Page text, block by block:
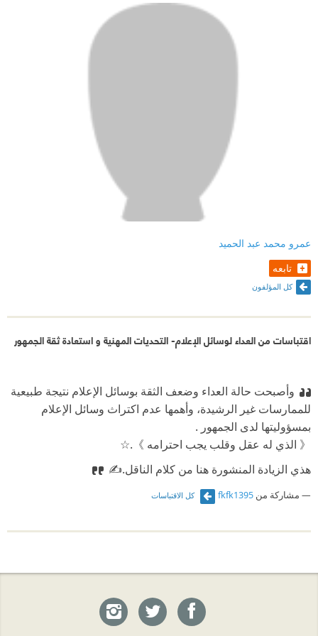
عمرو محمد عبد الحميد
تابعه
كل المؤلفون
اقتباسات من العداء لوسائل الإعلام- التحديات المهنية و استعادة ثقة الجمهور
وأصبحت حالة العداء وضعف الثقة بوسائل الإعلام نتيجة طبيعية
للممارسات غير الرشيدة، وأهمها عدم اكتراث وسائل الإعلام
بمسؤوليتها لدى الجمهور .
《 الذي له عقل وقلب يجب احترامه 》.☆
هذي الزيادة المنشورة هنا من كلام الناقل.✍
مشاركة من fkfk1395 كل الاقتباسات